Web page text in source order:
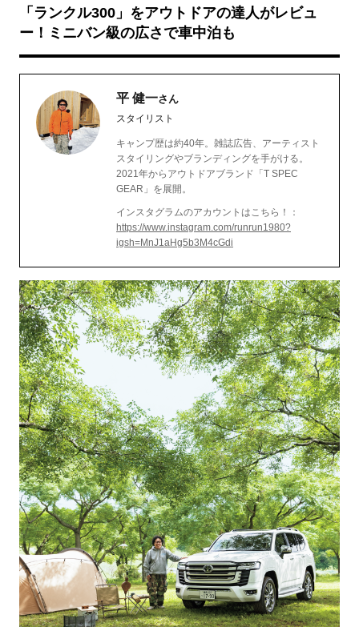
「ランクル300」をアウトドアの達人がレビュ
ー！ミニバン級の広さで車中泊も
平 健一さん
スタイリスト
キャンプ歴は約40年。雑誌広告、アーティスト
スタイリングやブランディングを手がける。
2021年からアウトドアブランド「T SPEC
GEAR」を展開。
インスタグラムのアカウントはこちら！：
https://www.instagram.com/runrun1980?
igsh=MnJ1aHg5b3M4cGdi